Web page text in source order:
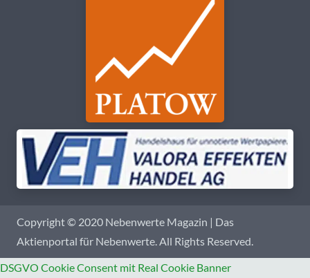
Copyright © 2020 Nebenwerte Magazin | Das
Aktienportal für Nebenwerte. All Rights Reserved.
DSGVO Cookie Consent mit Real Cookie Banner